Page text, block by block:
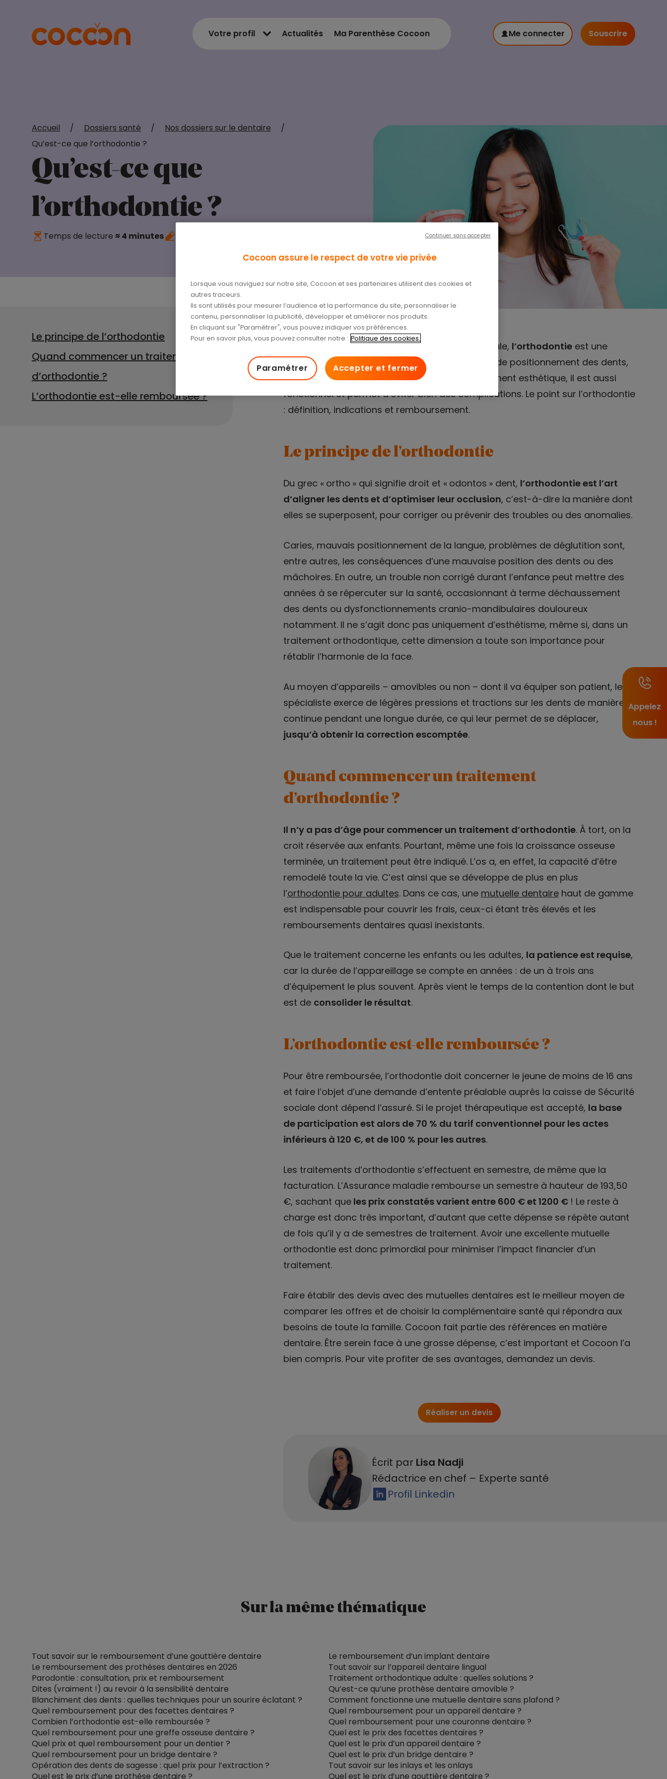
Votre profil Actualités Ma Parenthèse Cocoon Me connecter Souscrire
Appelez
nous !
Accueil / Dossiers santé / Nos dossiers sur le dentaire
/
Qu’est-ce que l’orthodontie ?
Qu’est-ce que
l’orthodontie ?
Temps de lecture ≈ 4 minutes
Le principe de l’orthodontie
Quand commencer un traitement
d’orthodontie ?
L’orthodontie est-elle remboursée ?
Aussi appelée en France orthopédie dento-faciale, l’orthodontieest une
spécialité dentaire visant à corriger les défauts de positionnement des dents,
des mâchoires et des os. Le but n’est pas seulement esthétique, il est aussi
fonctionnel et permet d’éviter bien des complications. Le point sur l’orthodontie
: définition, indications et remboursement.
Le principe de l’orthodontie
Du grec « ortho » qui signifie droit et « odontos » dent, l’orthodontie est l’art
d’aligner les dents et d’optimiser leur occlusion, c’est-à-dire la manière dont
elles se superposent, pour corriger ou prévenir des troubles ou des anomalies.
Caries, mauvais positionnement de la langue, problèmes de déglutition sont,
entre autres, les conséquences d’une mauvaise position des dents ou des
mâchoires. En outre, un trouble non corrigé durant l’enfance peut mettre des
années à se répercuter sur la santé, occasionnant à terme déchaussement
des dents ou dysfonctionnements cranio-mandibulaires douloureux
notamment. Il ne s’agit donc pas uniquement d’esthétisme, même si, dans un
traitement orthodontique, cette dimension a toute son importance pour
rétablir l’harmonie de la face.
Au moyen d’appareils – amovibles ou non – dont il va équiper son patient, le
spécialiste exerce de légères pressions et tractions sur les dents de manière
continue pendant une longue durée, ce qui leur permet de se déplacer,
jusqu’à obtenir la correction escomptée.
Quand commencer un traitement
d’orthodontie ?
Il n’y a pas d’âge pour commencer un traitement d’orthodontie. À tort, on la
croit réservée aux enfants. Pourtant, même une fois la croissance osseuse
terminée, un traitement peut être indiqué. L’os a, en effet, la capacité d’être
remodelé toute la vie. C’est ainsi que se développe de plus en plus
l’orthodontie pour adultes. Dans ce cas, une mutuelle dentairehaut de gamme
est indispensable pour couvrir les frais, ceux-ci étant très élevés et les
remboursements dentaires quasi inexistants.
Que le traitement concerne les enfants ou les adultes, la patience est requise,
car la durée de l’appareillage se compte en années : de un à trois ans
d’équipement le plus souvent. Après vient le temps de la contention dont le but
est de consolider le résultat.
L’orthodontie est-elle remboursée ?
Pour être remboursée, l’orthodontie doit concerner le jeune de moins de 16 ans
et faire l’objet d’une demande d’entente préalable auprès la caisse de Sécurité
sociale dont dépend l’assuré. Si le projet thérapeutique est accepté, la base
de participation est alors de 70 % du tarif conventionnel pour les actes
inférieurs à 120 €, et de 100 % pour les autres.
Les traitements d’orthodontie s’effectuent en semestre, de même que la
facturation. L’Assurance maladie rembourse un semestre à hauteur de 193,50
€, sachant queles prix constatés varient entre 600 € et 1200 €! Le reste à
charge est donc très important, d’autant que cette dépense se répète autant
de fois qu’il y a de semestres de traitement. Avoir une excellente mutuelle
orthodontie est donc primordial pour minimiser l’impact financier d’un
traitement.
Faire établir des devis avec des mutuelles dentaires est le meilleur moyen de
comparer les offres et de choisir la complémentaire santé qui répondra aux
besoins de toute la famille. Cocoon fait partie des références en matière
dentaire. Être serein face à une grosse dépense, c’est important et Cocoon l’a
bien compris. Pour vite profiter de ses avantages, demandez un devis.
Réaliser un devis
Écrit par Lisa Nadji
Rédactrice en chef – Experte santé
Profil Linkedin
Sur la même thématique
Tout savoir sur le remboursement d’une gouttière dentaire
Le remboursement d’un implant dentaire
Le remboursement des prothèses dentaires en 2026
Tout savoir sur l’appareil dentaire lingual
Parodontie : consultation, prix et remboursement
Traitement orthodontique adulte : quelles solutions ?
Dites (vraiment !) au revoir à la sensibilité dentaire
Qu’est-ce qu’une prothèse dentaire amovible ?
Blanchiment des dents : quelles techniques pour un sourire éclatant ?
Comment fonctionne une mutuelle dentaire sans plafond ?
Quel remboursement pour des facettes dentaires ?
Quel remboursement pour un appareil dentaire ?
Combien l’orthodontie est-elle remboursée ?
Quel remboursement pour une couronne dentaire ?
Quel remboursement pour une greffe osseuse dentaire ?
Quel est le prix des facettes dentaires ?
Quel prix et quel remboursement pour un dentier ?
Quel est le prix d’un appareil dentaire ?
Quel remboursement pour un bridge dentaire ?
Quel est le prix d’un bridge dentaire ?
Opération des dents de sagesse : quel prix pour l’extraction ?
Tout savoir sur les inlays et les onlays
Quel est le prix d’une prothèse dentaire ?
Quel est le prix d’une gouttière dentaire ?
Cocoon assure le respect de votre vie privée
Lorsque vous naviguez sur notre site, Cocoon et ses partenaires utilisent des cookies et
autres traceurs.
Ils sont utilisés pour mesurer l’audience et la performance du site, personnaliser le
contenu, personnaliser la publicité, développer et améliorer nos produits.
En cliquant sur "Paramétrer", vous pouvez indiquer vos préférences.
Pour en savoir plus, vous pouvez consulter notre : Politique des cookies.
Accepter et fermer
Paramétrer
Continuer sans accepter